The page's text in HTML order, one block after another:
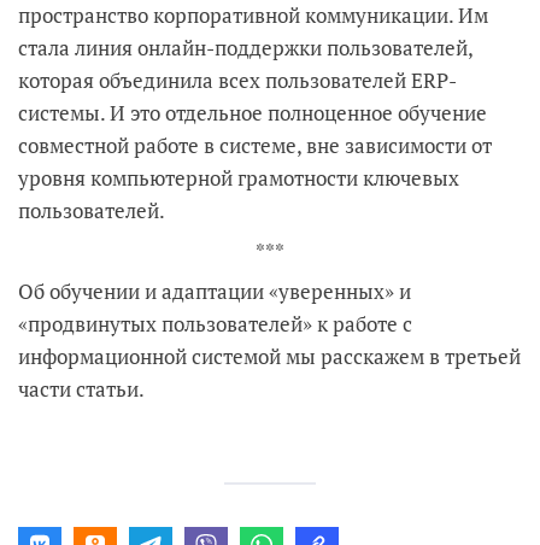
пространство корпоративной коммуникации. Им
стала линия онлайн-поддержки пользователей,
которая объединила всех пользователей ERP-
системы. И это отдельное полноценное обучение
совместной работе в системе, вне зависимости от
уровня компьютерной грамотности ключевых
пользователей.
***
Об обучении и адаптации «уверенных» и
«продвинутых пользователей» к работе с
информационной системой мы расскажем в третьей
части статьи.